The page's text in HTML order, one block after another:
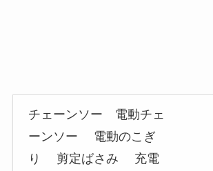
チェーンソー 電動チェ
ーンソー 電動のこぎ
り 剪定ばさみ 充電